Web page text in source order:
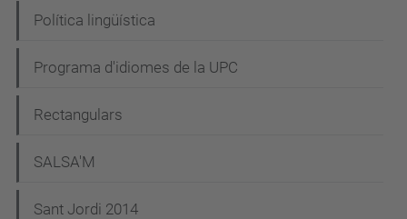
Política lingüística
Programa d'idiomes de la UPC
Rectangulars
SALSA'M
Sant Jordi 2014